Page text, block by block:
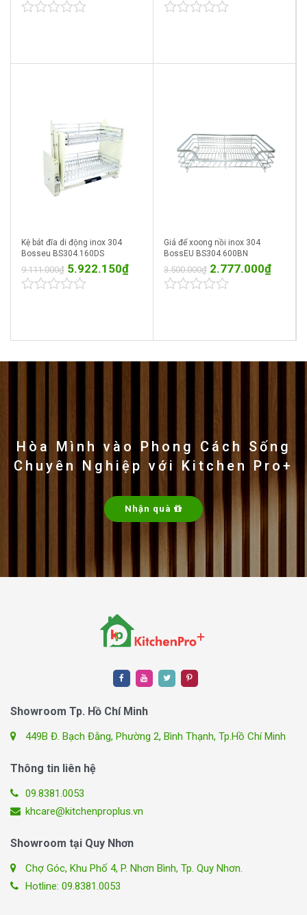
5
5
Kệ bát đĩa di động inox 304
Bosseu BS304.160DS
9.111.000₫ 5.922.150₫
5
Giá để xoong nồi inox 304
BossEU BS304.600BN
3.500.000₫ 2.777.000₫
5
Hòa Mình vào Phong Cách Sống
Chuyên Nghiệp với Kitchen Pro+
Nhận quà
Showroom Tp. Hồ Chí Minh
449B Đ. Bạch Đằng, Phường 2, Bình Thạnh, Tp.Hồ Chí Minh
Thông tin liên hệ
09.8381.0053
khcare@kitchenproplus.vn
Showroom tại Quy Nhơn
Chợ Góc, Khu Phố 4, P. Nhơn Bình, Tp. Quy Nhơn.
Hotline: 09.8381.0053